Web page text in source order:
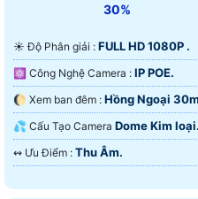
30%
☀️ Độ Phân giải : FULL HD 1080P .
⚛️ Công Nghệ Camera : IP POE.
🌔 Xem ban đêm : Hồng Ngoại
💦 Cấu Tạo Camera Dome Kim loại.
️↭ Ưu Điểm : Thu Âm.